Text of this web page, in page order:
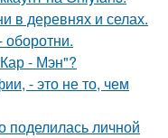
в деревнях и селах.
оборотни.
- Мэн"?
- это не то, чем
поделилась личной